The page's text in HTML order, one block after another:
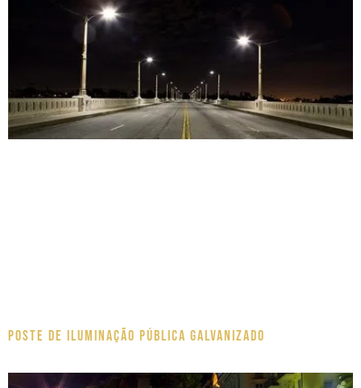
Poste de Iluminação pública galvanizado